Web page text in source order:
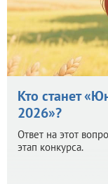
Кто станет
2026»?
Ответ на этот
этап конкурса.